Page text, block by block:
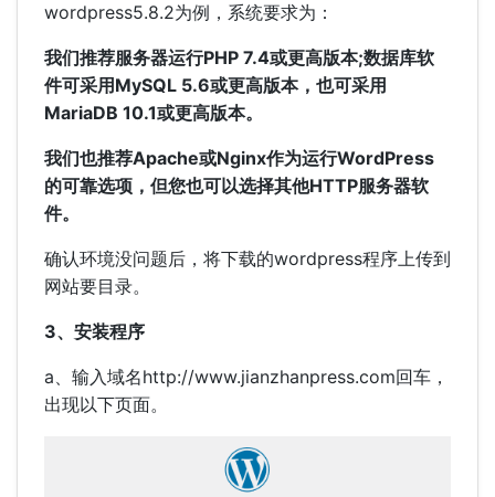
wordpress5.8.2为例，系统要求为：
我们推荐服务器运行PHP 7.4或更高版本;数据库软
件可采用MySQL 5.6或更高版本，也可采用
MariaDB 10.1或更高版本。
我们也推荐Apache或Nginx作为运行WordPress
的可靠选项，但您也可以选择其他HTTP服务器软
件。
确认环境没问题后，将下载的wordpress程序上传到
网站要目录。
3、安装程序
a、输入域名http://www.jianzhanpress.com回车，
出现以下页面。